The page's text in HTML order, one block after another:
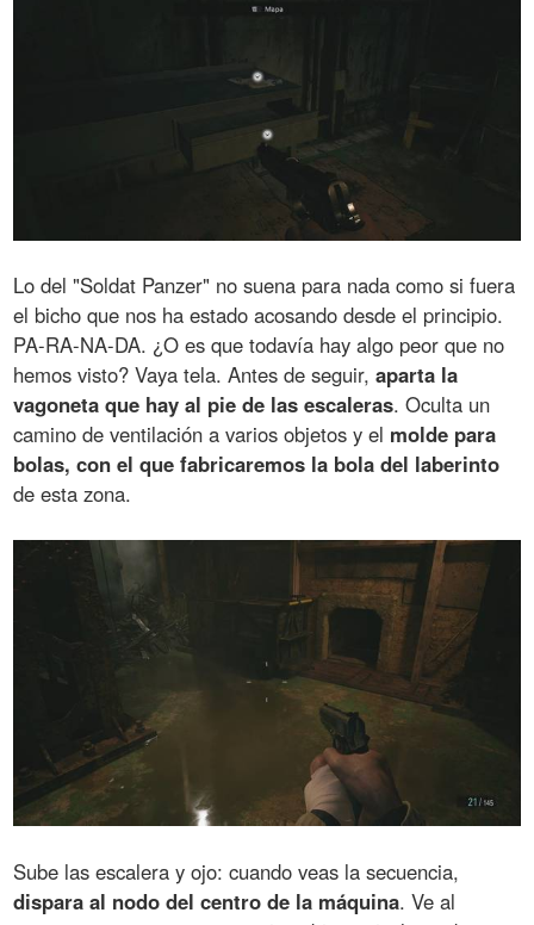
Lo del "Soldat Panzer" no suena para nada como si fuera
el bicho que nos ha estado acosando desde el principio.
PA-RA-NA-DA. ¿O es que todavía hay algo peor que no
hemos visto? Vaya tela. Antes de seguir,aparta la
vagoneta que hay al pie de las escaleras. Oculta un
camino de ventilación a varios objetos y el molde para
bolas, con el que fabricaremos la bola del laberinto
de esta zona.
Sube las escalera y ojo: cuando veas la secuencia,
dispara al nodo del centro de la máquina. Ve al